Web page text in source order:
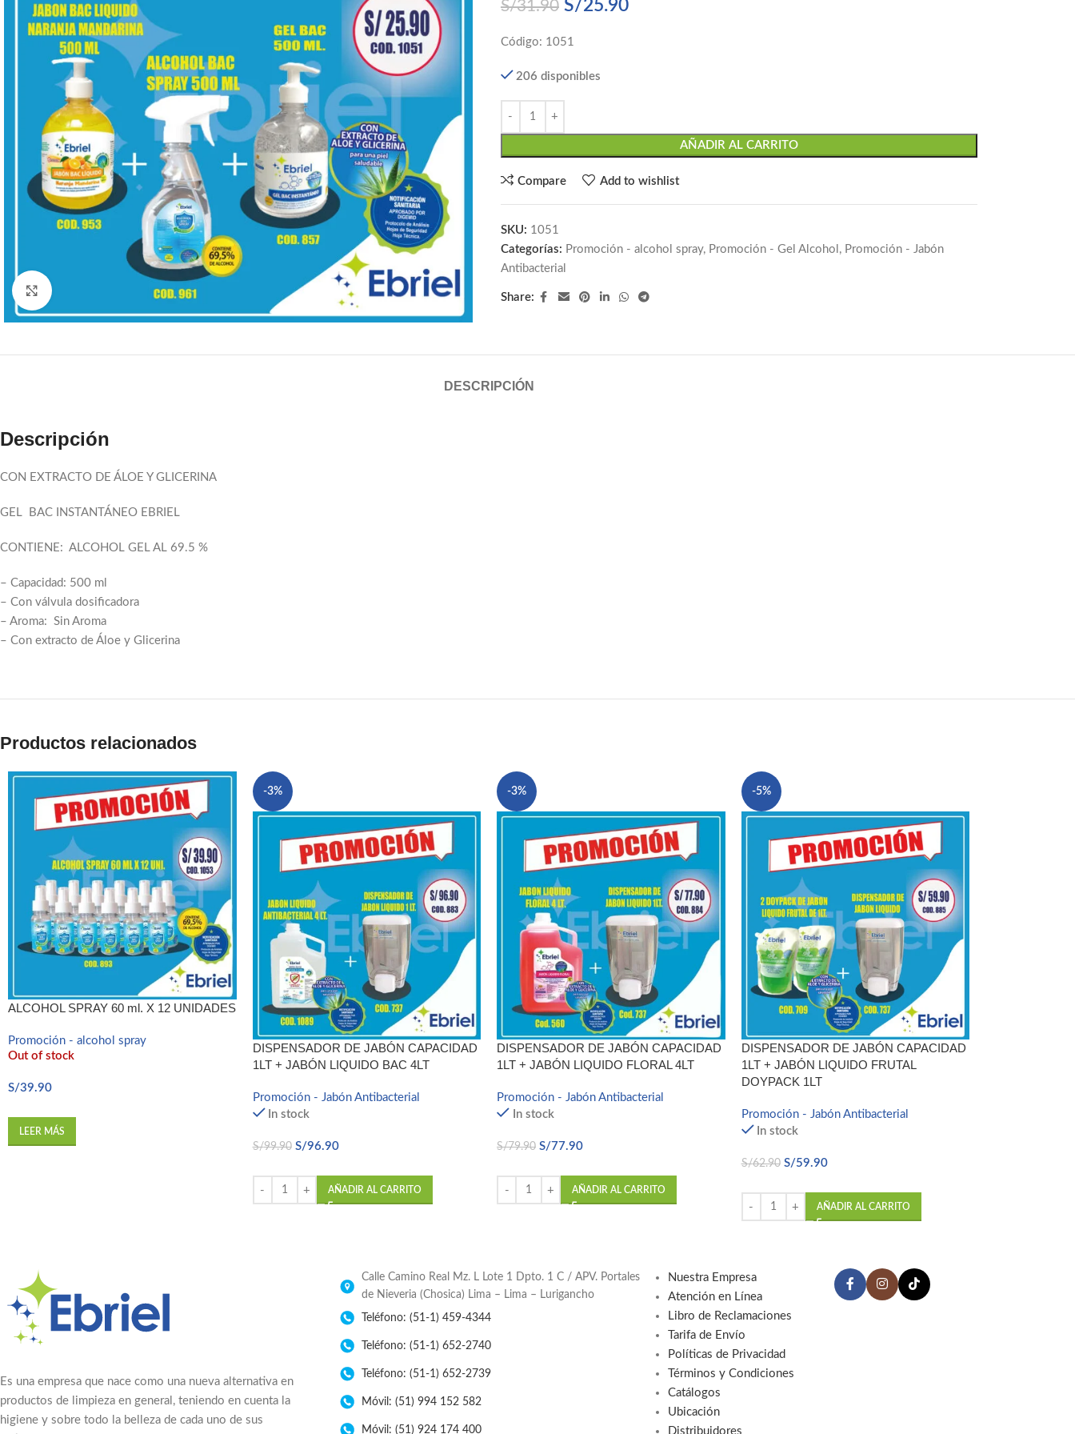
S/31.90 S/25.90
Código: 1051
206 disponibles
AÑADIR AL CARRITO
Compare Add to wishlist
SKU: 1051
Categorías: Promoción - alcohol spray, Promoción - Gel Alcohol , Promoción - Jabón
Antibacterial
Share:
DESCRIPCIÓN
Descripción
CON EXTRACTO DE ÁLOE Y GLICERINA
GEL BAC INSTANTÁNEO EBRIEL
CONTIENE: ALCOHOL GEL AL 69.5 %
– Capacidad: 500 ml
– Con válvula dosificadora
– Aroma: Sin Aroma
– Con extracto de Áloe y Glicerina
Productos relacionados
ALCOHOL SPRAY 60 ml. X 12 UNIDADES
Promoción - alcohol spray
Out of stock
S/39.90
LEER MÁS
-3%
DISPENSADOR DE JABÓN CAPACIDAD
1LT + JABÓN LIQUIDO BAC 4LT
Promoción - Jabón Antibacterial
In stock
S/99.90 S/96.90
AÑADIR AL CARRITO
-3%
DISPENSADOR DE JABÓN CAPACIDAD
1LT + JABÓN LIQUIDO FLORAL 4LT
Promoción - Jabón Antibacterial
In stock
S/79.90 S/77.90
AÑADIR AL CARRITO
-5%
DISPENSADOR DE JABÓN CAPACIDAD
1LT + JABÓN LIQUIDO FRUTAL
DOYPACK 1LT
Promoción - Jabón Antibacterial
In stock
S/62.90 S/59.90
AÑADIR AL CARRITO
Es una empresa que nace como una nueva alternativa en
productos de limpieza en general, teniendo en cuenta la
higiene y sobre todo la belleza de cada uno de sus
Calle Camino Real Mz. L Lote 1 Dpto. 1 C / APV. Portales
de Nieveria (Chosica) Lima – Lima – Lurigancho
Teléfono: (51-1) 459-4344
Teléfono: (51-1) 652-2740
Teléfono: (51-1) 652-2739
Móvil: (51) 994 152 582
Móvil: (51) 924 174 400
Nuestra Empresa
Atención en Línea
Libro de Reclamaciones
Tarifa de Envío
Políticas de Privacidad
Términos y Condiciones
Catálogos
Ubicación
Distribuidores
Facebook